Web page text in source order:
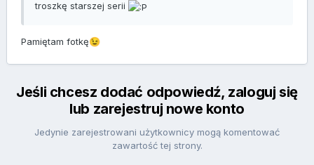
troszkę starszej serii
Pamiętam fotkę😉
Jeśli chcesz dodać odpowiedź, zaloguj się
lub zarejestruj nowe konto
Jedynie zarejestrowani użytkownicy mogą komentować
zawartość tej strony.